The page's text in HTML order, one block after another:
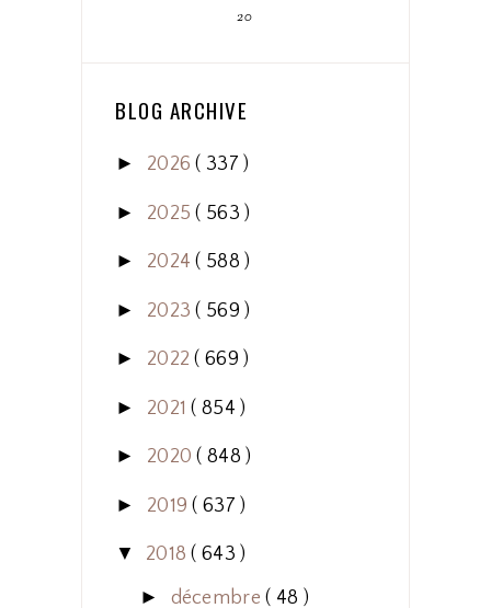
20
BLOG ARCHIVE
► 2026( 337 )
► 2025( 563 )
► 2024( 588 )
► 2023( 569 )
► 2022( 669 )
► 2021( 854 )
► 2020( 848 )
► 2019( 637 )
▼ 2018( 643 )
► décembre( 48 )